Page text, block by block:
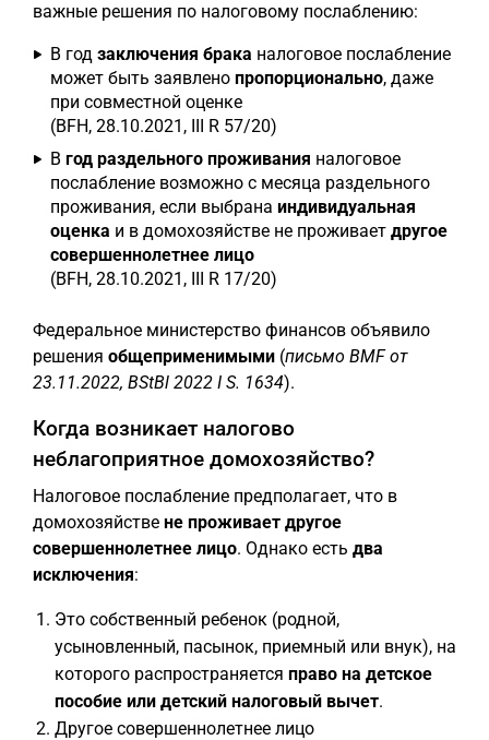
важные решения по налоговому послаблению:
В год заключения брака налоговое послабление
может быть заявлено пропорционально, даже
при совместной оценке
(BFH, 28.10.2021, III R 57/20)
В год раздельного проживания налоговое
послабление возможно с месяца раздельного
проживания, если выбрана индивидуальная
оценка и в домохозяйстве не проживает другое
совершеннолетнее лицо
(BFH, 28.10.2021, III R 17/20)
Федеральное министерство финансов объявило
решения общеприменимыми (письмо BMF от
23.11.2022, BStBl 2022 I S. 1634).
Когда возникает налогово
неблагоприятное домохозяйство?
Налоговое послабление предполагает, что в
домохозяйстве не проживает другое
совершеннолетнее лицо. Однако есть два
исключения:
Это собственный ребенок (родной,
усыновленный, пасынок, приемный или внук), на
которого распространяется право на детское
пособие или детский налоговый вычет.
Другое совершеннолетнее лицо